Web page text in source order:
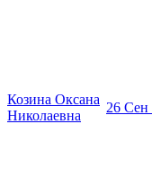
Козина Оксана
Николаевна
26 Сен